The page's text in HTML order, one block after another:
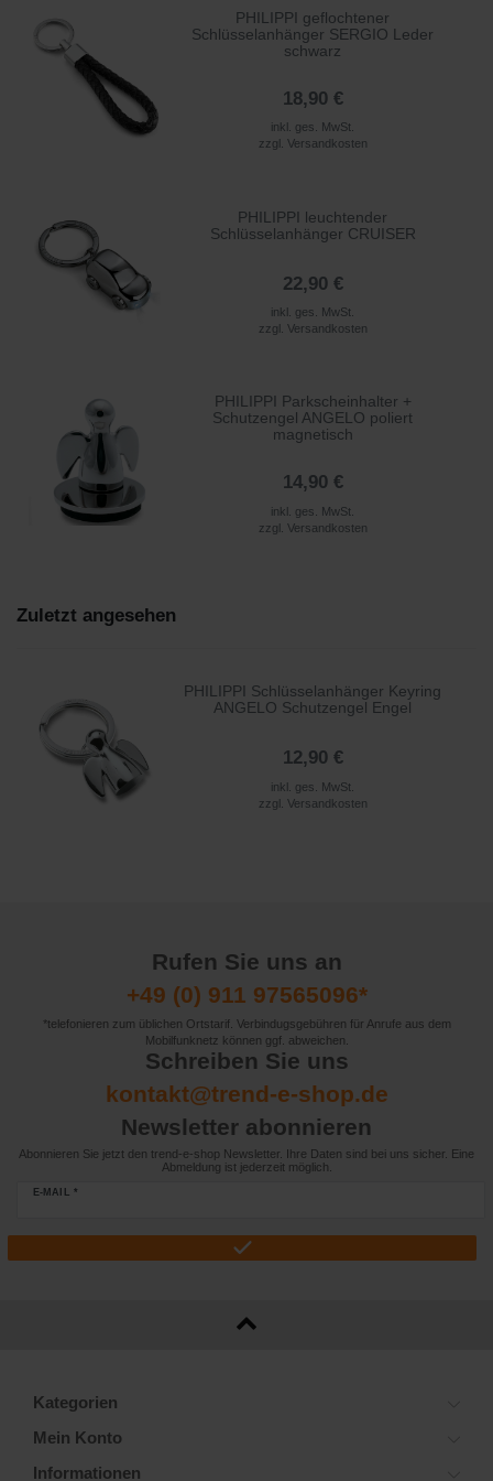
PHILIPPI geflochtener
Schlüsselanhänger SERGIO Leder
schwarz
18,90 €
inkl. ges. MwSt.
zzgl. Versandkosten
PHILIPPI leuchtender
Schlüsselanhänger CRUISER
22,90 €
inkl. ges. MwSt.
zzgl. Versandkosten
PHILIPPI Parkscheinhalter +
Schutzengel ANGELO poliert
magnetisch
14,90 €
inkl. ges. MwSt.
zzgl. Versandkosten
Zuletzt angesehen
PHILIPPI Schlüsselanhänger Keyring
ANGELO Schutzengel Engel
12,90 €
inkl. ges. MwSt.
zzgl. Versandkosten
Rufen Sie uns an
+49 (0) 911 97565096*
*telefonieren zum üblichen Ortstarif. Verbindugsgebühren für Anrufe aus dem
Mobilfunknetz können ggf. abweichen.
Schreiben Sie uns
kontakt@trend-e-shop.de
Newsletter abonnieren
Abonnieren Sie jetzt den trend-e-shop Newsletter. Ihre Daten sind bei uns sicher. Eine
Abmeldung ist jederzeit möglich.
E-MAIL *
Kategorien
Mein Konto
Informationen